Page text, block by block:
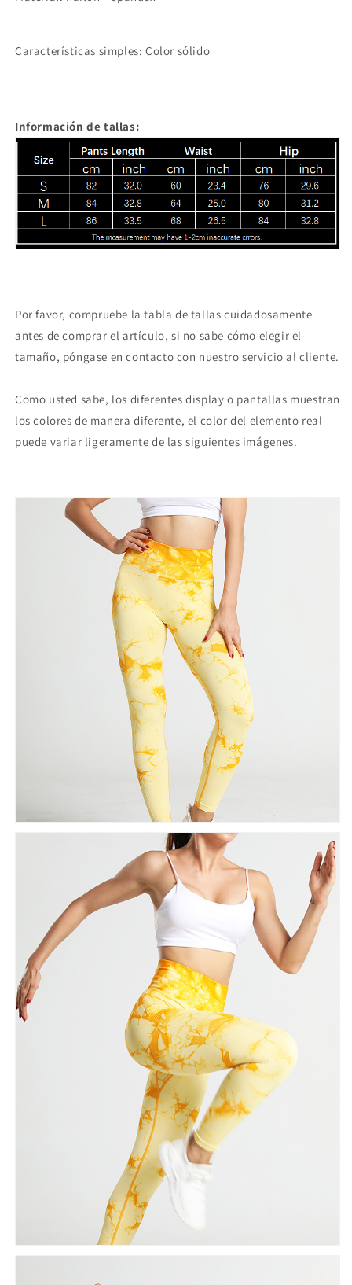
Características simples: Color sólido
Información de tallas:
Por favor, compruebe la tabla de tallas cuidadosamente
antes de comprar el artículo, si no sabe cómo elegir el
tamaño, póngase en contacto con nuestro servicio al cliente.
Como usted sabe, los diferentes display o pantallas muestran
los colores de manera diferente, el color del elemento real
puede variar ligeramente de las siguientes imágenes.